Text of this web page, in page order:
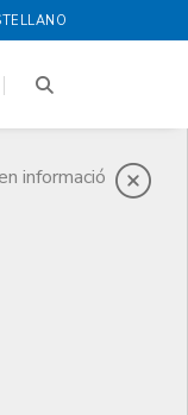
informació